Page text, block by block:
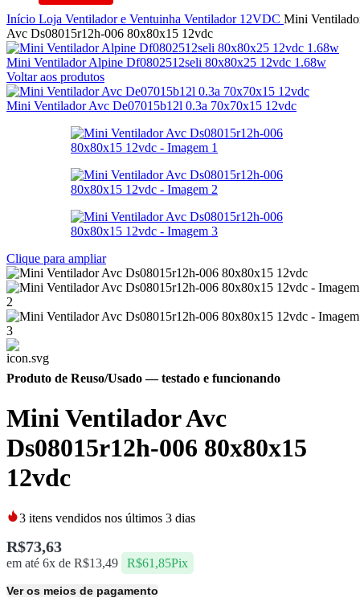
Início Loja Ventilador e Ventuinha Ventilador 12VDC Mini
Avc Ds08015r12h-006 80x80x15 12vdc
Mini Ventilador Alpine Df0802512seli 80x80x25 12vdc 1.68w
Voltar aos produtos
Mini Ventilador Avc De07015b12l 0.3a 70x70x15 12vdc
Clique para ampliar
Produto de Reuso/Usado— testado e funcionando
Mini Ventilador Avc
Ds08015r12h-006 80x80x15
12vdc
3 itens vendidos nos últimos 3 dias
R$73,63
em até 6x de R$13,49 R$61,85Pix
Ver os meios de pagamento